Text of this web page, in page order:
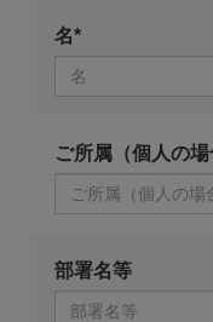
名*
ご所属（個人の
部署名等